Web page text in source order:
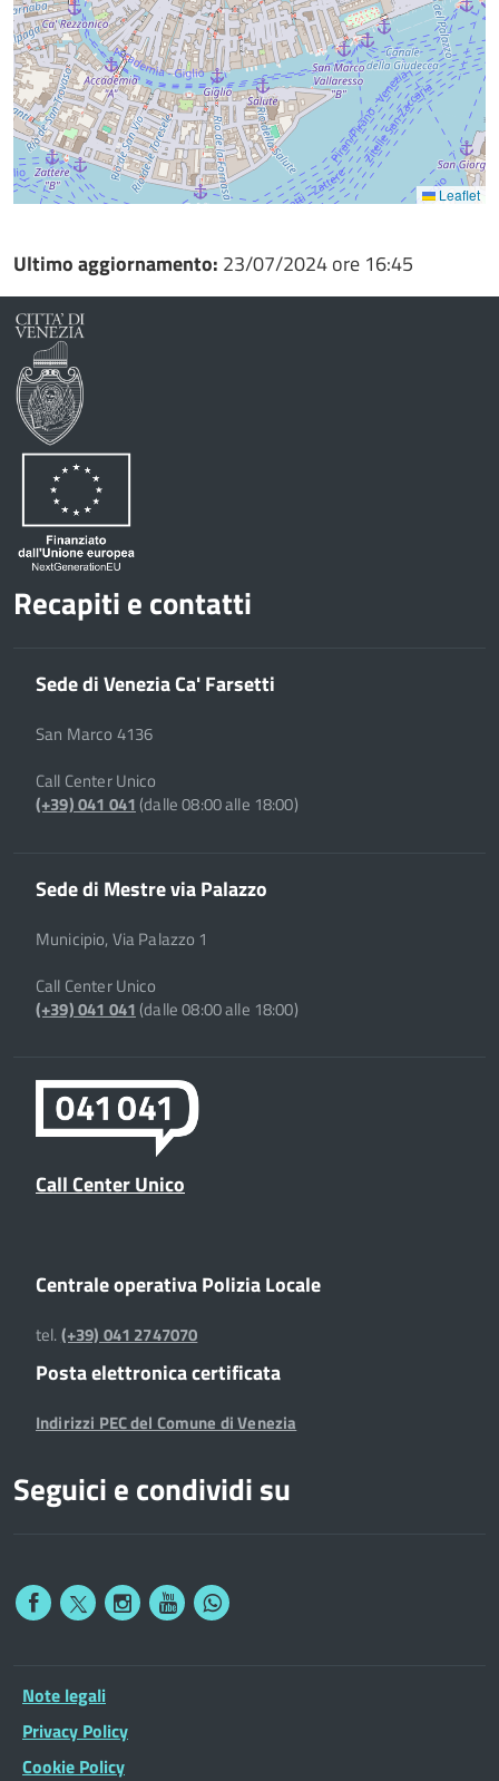
Leaflet
Ultimo aggiornamento: 23/07/2024 ore 16:45
Recapiti e contatti
Sede di Venezia Ca' Farsetti
San Marco 4136
Call Center Unico
(+39) 041 041(dalle 08:00 alle 18:00)
Sede di Mestre via Palazzo
Municipio, Via Palazzo 1
Call Center Unico
(+39) 041 041(dalle 08:00 alle 18:00)
Call Center Unico
Centrale operativa Polizia Locale
tel.(+39) 041 2747070
Posta elettronica certificata
Indirizzi PEC del Comune di Venezia
Seguici e condividi su
Note legali
Privacy Policy
Cookie Policy